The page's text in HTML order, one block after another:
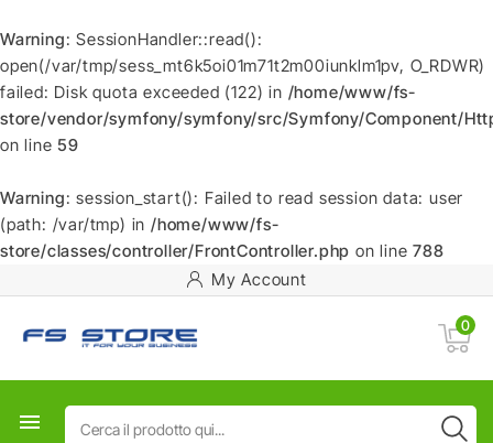
Warning: SessionHandler::read():
open(/var/tmp/sess_mt6k5oi01m71t2m00iunklm1pv, O_RDWR)
failed: Disk quota exceeded (122) in /home/www/fs-
store/vendor/symfony/symfony/src/Symfony/Component/
on line59
Warning: session_start(): Failed to read session data: user
(path: /var/tmp) in/home/www/fs-
store/classes/controller/FrontController.php on line788
My Account
0
